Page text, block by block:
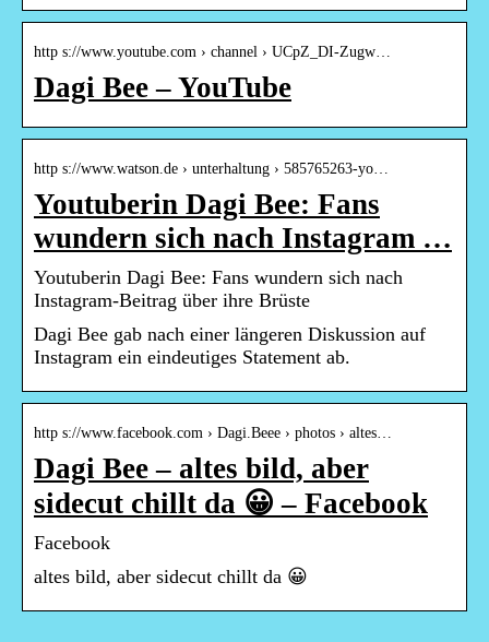
http s://www.youtube.com › channel › UCpZ_DI-Zugw…
Dagi Bee – YouTube
http s://www.watson.de › unterhaltung › 585765263-yo…
Youtuberin Dagi Bee: Fans
wundern sich nach Instagram …
Youtuberin Dagi Bee: Fans wundern sich nach
Instagram-Beitrag über ihre Brüste
Dagi Bee gab nach einer längeren Diskussion auf
Instagram ein eindeutiges Statement ab.
http s://www.facebook.com › Dagi.Beee › photos › altes…
Dagi Bee – altes bild, aber
sidecut chillt da 😀 – Facebook
Facebook
altes bild, aber sidecut chillt da 😀